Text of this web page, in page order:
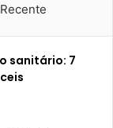
Recente
sanitário: 7